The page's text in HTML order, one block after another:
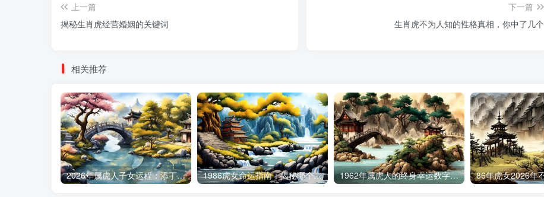
上一篇
揭秘生肖虎经营婚姻的关键词
下一篇
生肖虎不为人知的性格真相，你中了几个
相关推荐
2026年属虎人子女运程：添丁之喜何时降临 1986虎女命运指南：揭秘哪个月出生福气最旺 1962年属虎人的终身幸运数字，开运招财必备